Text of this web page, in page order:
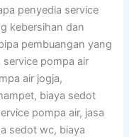
penyedia service
kebersihan dan
pembuangan yang
pompa air
air jogja,
biaya sedot
pompa air, jasa
sedot wc, biaya